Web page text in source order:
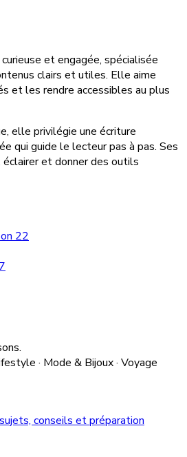
et engagée, spécialisée
clairs et utiles. Elle aime
et les rendre accessibles au plus
elle privilégie une écriture
qui guide le lecteur pas à pas. Ses
et donner des outils
22
· Mode & Bijoux · Voyage
conseils et préparation